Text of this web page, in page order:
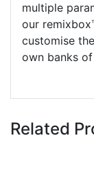
multiple
our
customise
own banks
Related